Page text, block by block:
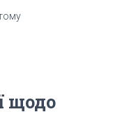
щодо